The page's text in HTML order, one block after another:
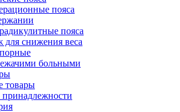
пояса
пояса
для снижения веса
больными
товары